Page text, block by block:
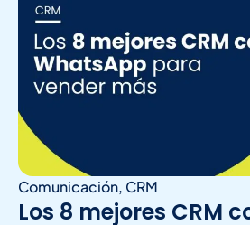
Comunicación, CRM
Los 8 mejores CRM